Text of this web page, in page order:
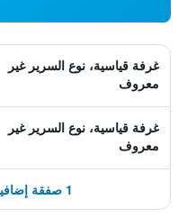
غرفة قياسية، نوع السرير غير
معروف
غرفة قياسية، نوع السرير غير
معروف
1 صفقة إضافية ابتداءً من 640 ﷼